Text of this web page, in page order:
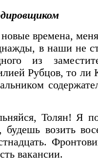
в наши не
из
Рубцов, то
Я посылаю
возить
вакансии.